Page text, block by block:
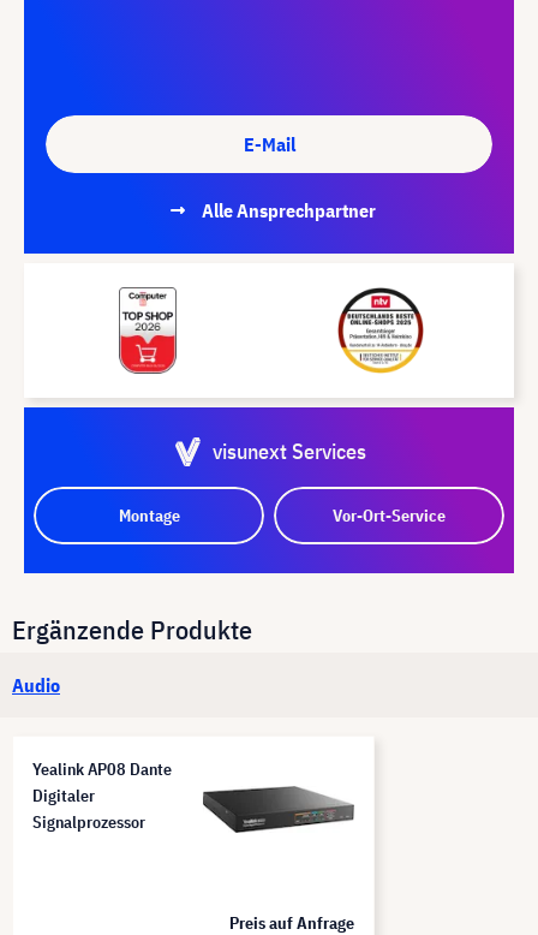
E-Mail
Alle Ansprechpartner
visunext Services
Montage Vor-Ort-Service
Ergänzende Produkte
Audio
Yealink AP08 Dante
Digitaler
Signalprozessor
Preis auf Anfrage